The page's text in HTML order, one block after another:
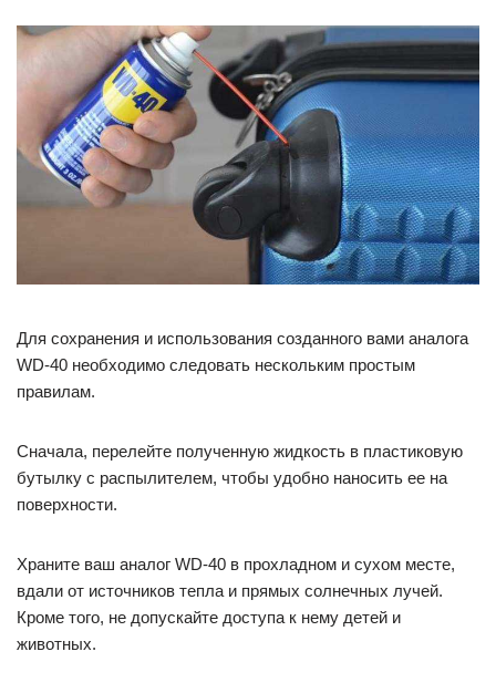
Для сохранения и использования созданного вами аналога
WD-40 необходимо следовать нескольким простым
правилам.
Сначала, перелейте полученную жидкость в пластиковую
бутылку с распылителем, чтобы удобно наносить ее на
поверхности.
Храните ваш аналог WD-40 в прохладном и сухом месте,
вдали от источников тепла и прямых солнечных лучей.
Кроме того, не допускайте доступа к нему детей и
животных.